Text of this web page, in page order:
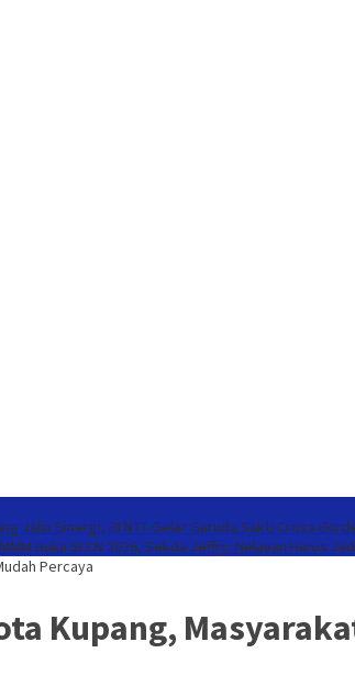
Jalin Sinergi, BI NTT Gelar Garuda Sakti Cross
Buka SLCN 2026, Sekda Jeffry: Nelayan Harus
Percaya
Kupang,